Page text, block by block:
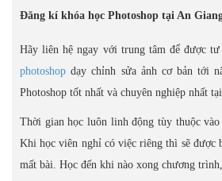
Đăng kí khóa học Photoshop tại An
Hãy liên hệ ngay với trung tâm để được
photoshop dạy chỉnh sửa ảnh cơ bản tới
Photoshop tốt nhất và chuyên nghiệp nhất
Thời gian học luôn linh động tùy thuộc vào
Khi học viên nghỉ có việc riêng thì sẽ được
mất bài. Học đến khi nào xong chương